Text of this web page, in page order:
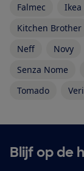
Falmec
Ikea
Kitchen Brother
Neff
Novy
Senza Nome
Tomado
Blijf op de